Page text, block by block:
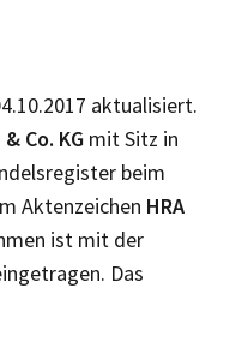
aktualisiert.
Co. KG mit Sitz in
beim
Aktenzeichen HRA
ist mit der
Das